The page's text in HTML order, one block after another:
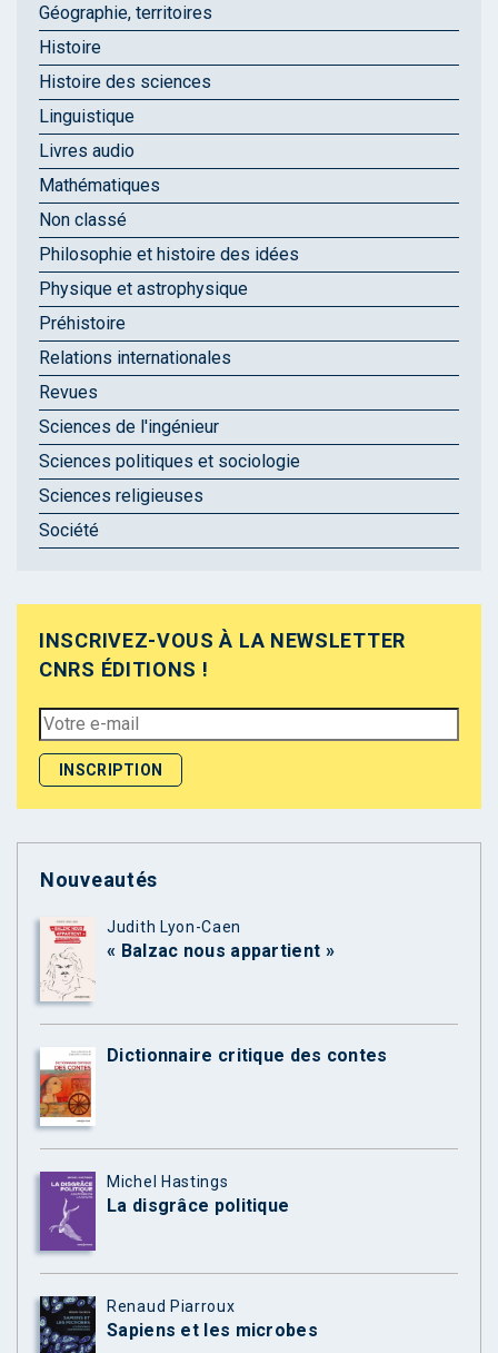
Géographie, territoires
Histoire
Histoire des sciences
Linguistique
Livres audio
Mathématiques
Non classé
Philosophie et histoire des idées
Physique et astrophysique
Préhistoire
Relations internationales
Revues
Sciences de l'ingénieur
Sciences politiques et sociologie
Sciences religieuses
Société
INSCRIVEZ-VOUS À LA NEWSLETTER
CNRS ÉDITIONS !
Nouveautés
Judith Lyon-Caen
« Balzac nous appartient »
Dictionnaire critique des contes
Michel Hastings
La disgrâce politique
Renaud Piarroux
Sapiens et les microbes